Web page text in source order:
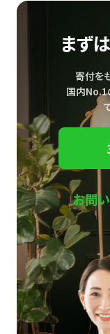
まず
寄付を
国内No.1
お問